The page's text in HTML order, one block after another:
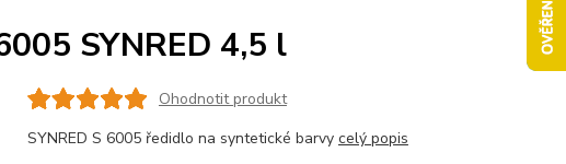
SYNRED 4,5 l
Ohodnotit produkt
SYNRED S 6005 ředidlo na syntetické barvy celý popis